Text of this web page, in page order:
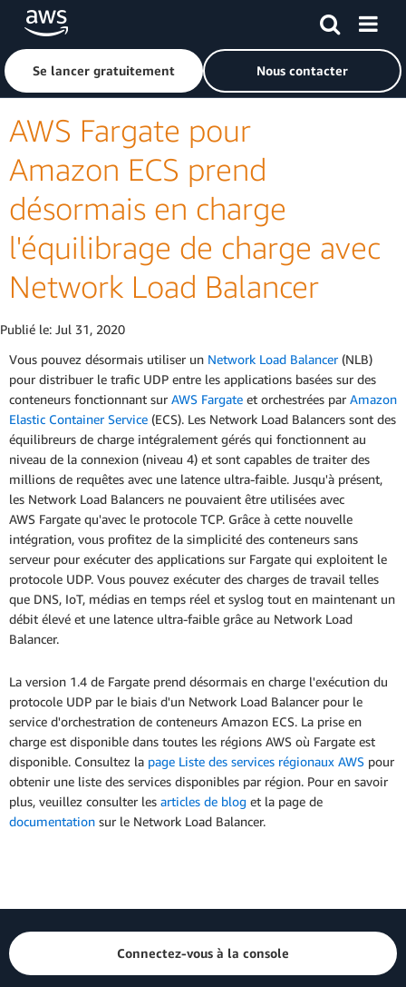
Passer au contenu principal
Cliquer ici pour revenir à la page d'accueil d'Amazon Web
Se lancer gratuitement Nous contacter
AWS Fargate pour
Amazon ECS prend
désormais en charge
l'équilibrage de charge avec
Network Load Balancer
Publié le: Jul 31, 2020
Vous pouvez désormais utiliser un Network Load Balancer(NLB)
pour distribuer le trafic UDP entre les applications basées sur des
conteneurs fonctionnant sur AWS Fargate et orchestrées par Amazon
Elastic Container Service (ECS). Les Network Load Balancers sont des
équilibreurs de charge intégralement gérés qui fonctionnent au
niveau de la connexion (niveau 4) et sont capables de traiter des
millions de requêtes avec une latence ultra-faible. Jusqu'à présent,
les Network Load Balancers ne pouvaient être utilisées avec
AWS Fargate qu'avec le protocole TCP. Grâce à cette nouvelle
intégration, vous profitez de la simplicité des conteneurs sans
serveur pour exécuter des applications sur Fargate qui exploitent le
protocole UDP. Vous pouvez exécuter des charges de travail telles
que DNS, IoT, médias en temps réel et syslog tout en maintenant un
débit élevé et une latence ultra-faible grâce au Network Load
Balancer.
La version 1.4 de Fargate prend désormais en charge l'exécution du
protocole UDP par le biais d'un Network Load Balancer pour le
service d'orchestration de conteneurs Amazon ECS. La prise en
charge est disponible dans toutes les régions AWS où Fargate est
disponible. Consultez la page Liste des services régionaux AWS pour
obtenir une liste des services disponibles par région. Pour en savoir
plus, veuillez consulter les articles de blog et la page de
documentation sur le Network Load Balancer.
Connectez-vous à la console